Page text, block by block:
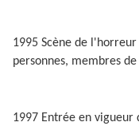
1995 Scène de
personnes, membres
1997 Entrée en